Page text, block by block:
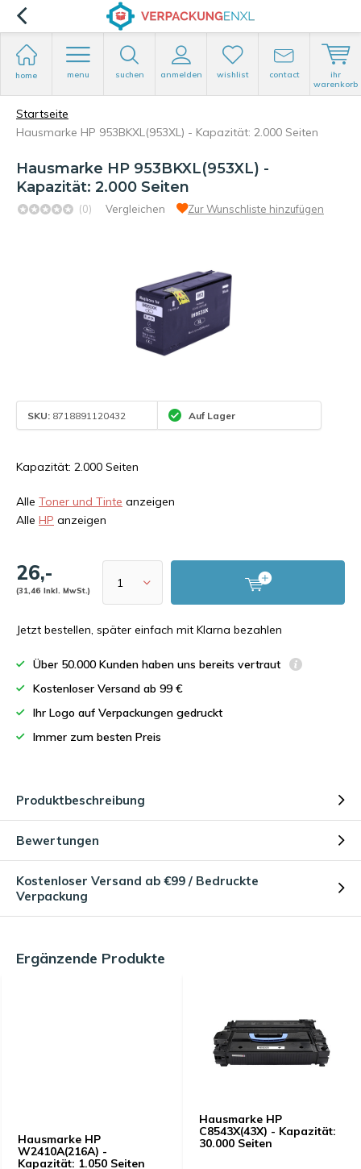
home menu suchen anmelden wishlist contact
ihr
warenkorb
Startseite
Hausmarke HP 953BKXL(953XL) - Kapazität: 2.000 Seiten
Hausmarke HP 953BKXL(953XL) -
Kapazität: 2.000 Seiten
(0) Vergleichen Zur Wunschliste hinzufügen
SKU: 8718891120432 Auf Lager
Kapazität: 2.000 Seiten
Alle Toner und Tinte anzeigen
Alle HP anzeigen
26,-
(31,46 Inkl. MwSt.)
Jetzt bestellen, später einfach mit Klarna bezahlen
Über 50.000 Kunden haben uns bereits vertraut
Kostenloser Versand ab 99 €
Ihr Logo auf Verpackungen gedruckt
Immer zum besten Preis
Produktbeschreibung
Bewertungen
Kostenloser Versand ab €99 / Bedruckte
Verpackung
Ergänzende Produkte
Hausmarke HP
W2410A(216A) -
Kapazität: 1.050 Seiten
Hausmarke HP
C8543X(43X) - Kapazität:
30.000 Seiten